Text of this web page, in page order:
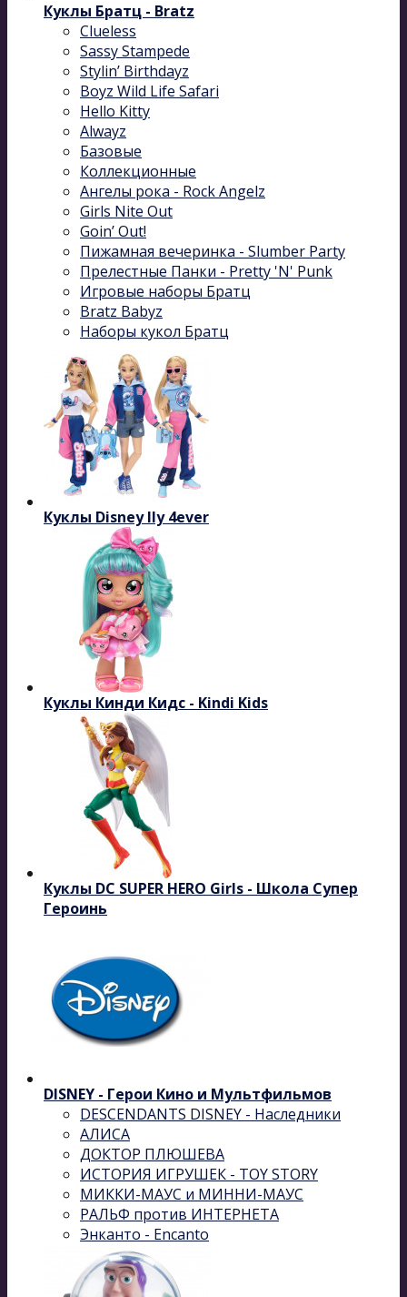
Куклы Братц - Bratz
Clueless
Sassy Stampede
Stylin’ Birthdayz
Boyz Wild Life Safari
Hello Kitty
Alwayz
Базовые
Коллекционные
Ангелы рока - Rock Angelz
Girls Nite Out
Goin’ Out!
Пижамная вечеринка - Slumber Party
Прелестные Панки - Pretty 'N' Punk
Игровые наборы Братц
Bratz Babyz
Наборы кукол Братц
Куклы Disney Ily 4ever
Куклы Кинди Кидс - Kindi Kids
Куклы DC SUPER HERO Girls - Школа Супер
Героинь
DISNEY - Герои Кино и Мультфильмов
DESCENDANTS DISNEY - Наследники
АЛИСА
ДОКТОР ПЛЮШЕВА
ИСТОРИЯ ИГРУШЕК - TOY STORY
МИККИ-МАУС и МИННИ-МАУС
РАЛЬФ против ИНТЕРНЕТА
Энканто - Encanto